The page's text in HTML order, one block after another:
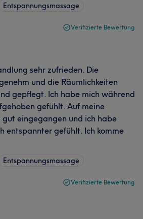
Entspannungsmassage
Verifizierte Bewertung
sehr zufrieden. Die
und die Räumlichkeiten
gepflegt. Ich habe mich während
gefühlt. Auf meine
gut eingegangen und ich habe
entspannter gefühlt. Ich komme
Entspannungsmassage
Verifizierte Bewertung